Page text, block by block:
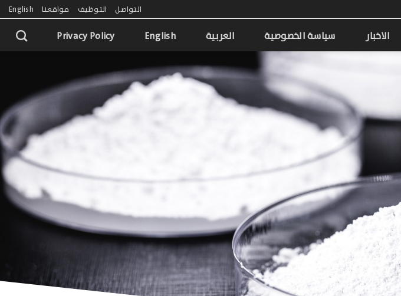
التواصل التوظيف مواقعنا English
الاخبار سياسة الخصوصية العربية English
Privacy Policy